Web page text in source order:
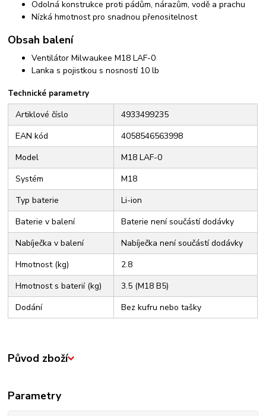
Odolná konstrukce proti pádům, nárazům, vodě a prachu
Nízká hmotnost pro snadnou přenositelnost
Obsah balení
Ventilátor Milwaukee M18 LAF-0
Lanka s pojistkou s nosností 10 lb
Technické parametry
Artiklové číslo
4933499235
EAN kód
4058546563998
Model
M18 LAF-0
Systém
M18
Typ baterie
Li-ion
Baterie v balení
Baterie není součástí dodávky
Nabíječka v balení
Nabíječka není součástí dodávky
Hmotnost (kg)
2.8
Hmotnost s baterií (kg)
3.5 (M18 B5)
Dodání
Bez kufru nebo tašky
Původ zboží
Parametry